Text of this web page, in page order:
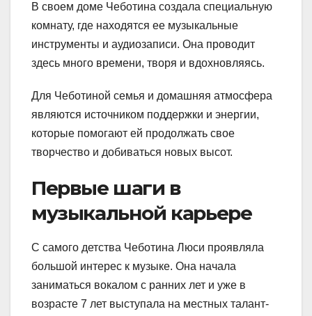
В своем доме Чеботина создала специальную
комнату, где находятся ее музыкальные
инструменты и аудиозаписи. Она проводит
здесь много времени, творя и вдохновляясь.
Для Чеботиной семья и домашняя атмосфера
являются источником поддержки и энергии,
которые помогают ей продолжать свое
творчество и добиваться новых высот.
Первые шаги в
музыкальной карьере
С самого детства Чеботина Люси проявляла
большой интерес к музыке. Она начала
заниматься вокалом с ранних лет и уже в
возрасте 7 лет выступала на местных талант-